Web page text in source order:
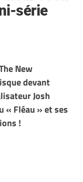
série
New
devant
Josh
« Fléau » et ses
!